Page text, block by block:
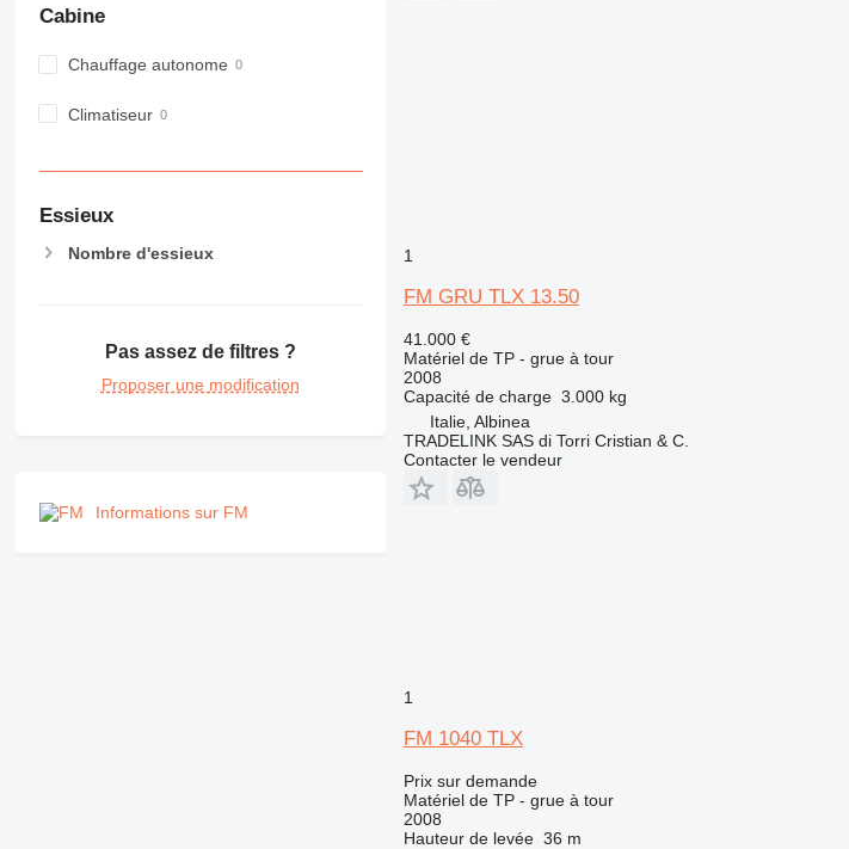
988
992
CB
D series
GC
IT
RM
Cabine
Chauffage autonome
Climatiseur
Essieux
Nombre d'essieux
Pas assez de filtres ?
Proposer une modification
Informations sur FM
1
FM GRU TLX 13.50
41.000 €
Matériel de TP - grue à tour
2008
Capacité de charge 3.000 kg
Italie, Albinea
TRADELINK SAS di Torri Cristian & C.
Contacter le vendeur
1
FM 1040 TLX
Prix sur demande
Matériel de TP - grue à tour
2008
Hauteur de levée 36 m